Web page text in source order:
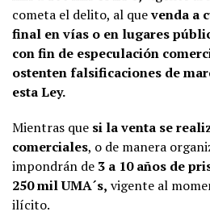
cometa el delito, al quevenda a
final en vías o en lugares
con fin de especulación
ostenten falsificaciones de
esta Ley.
Mientras que si la venta se
comerciales, o de manera
impondrán de 3 a 10 años de
250 mil UMA´s, vigente al
ilícito.